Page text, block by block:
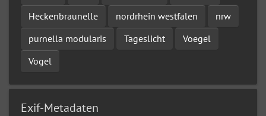
Heckenbraunelle
nordrhein westfalen
nrw
purnella modularis
Tageslicht
Voegel
Vogel
Exif-Metadaten